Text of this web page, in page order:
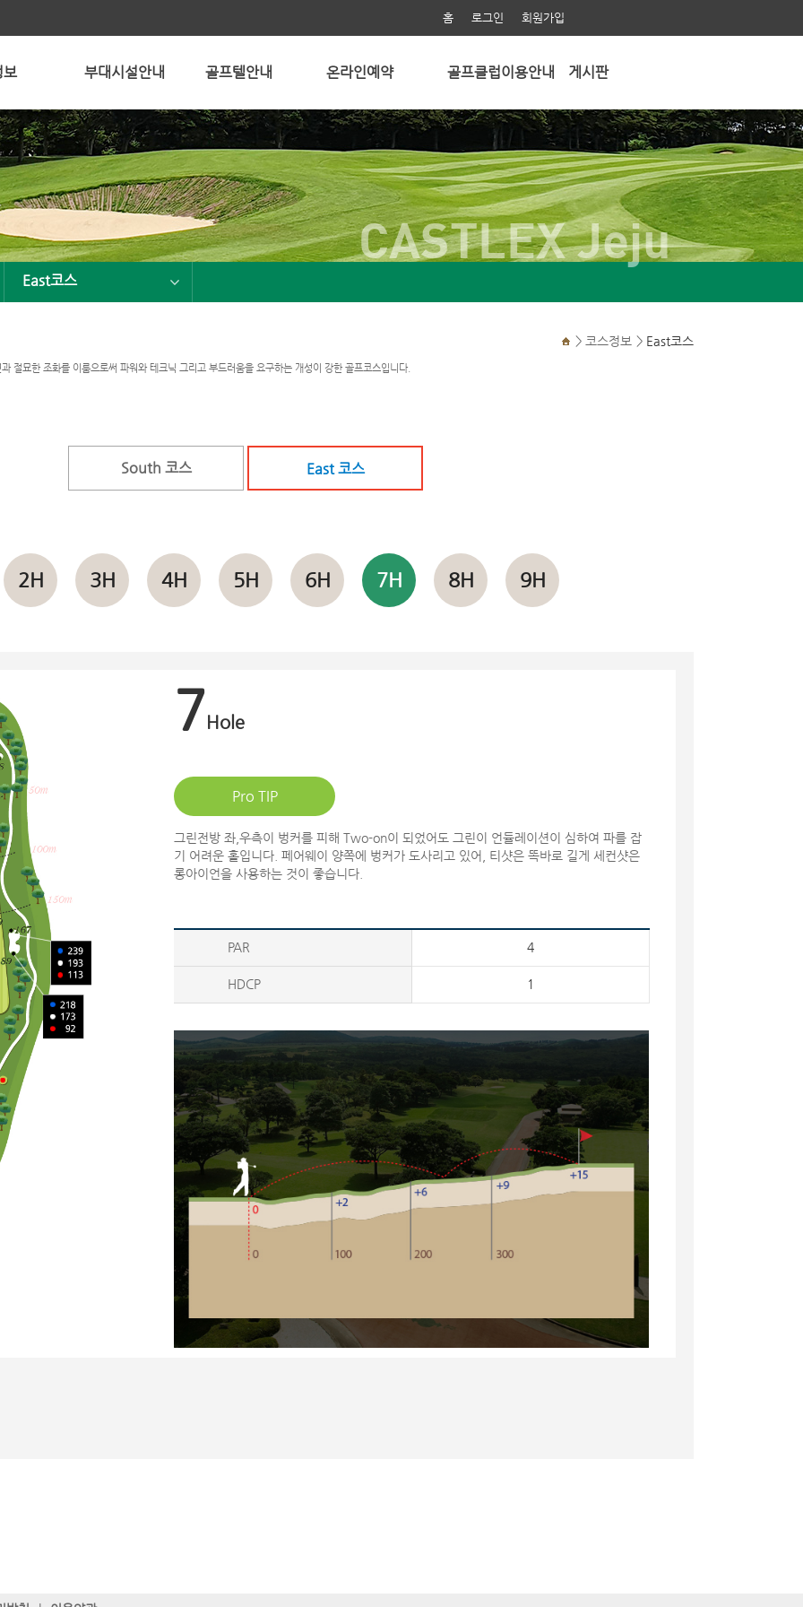
홈 로그인 회원가입
보 부대시설안내 골프텔안내 온라인예약 골프클럽이용안내 게시판
CASTLEX Jeju
East코스
절묘한 조화를 이룸으로써 파워와 테크닉 그리고 부드러움을 요구하는 개성이 강한 골프코스입니다.
> 코스정보 > East코스
South 코스 East 코스
2H 3H 4H 5H 6H 7H 8H 9H
7Hole
Pro TIP
그린전방 좌,우측이 벙커를 피해 Two-on이 되었어도 그린이 언듈레이션이 심하여 파를 잡
기 어려운 홀입니다. 페어웨이 양쪽에 벙커가 도사리고 있어, 티샷은 똑바로 길게 세컨샷은
롱아이언을 사용하는 것이 좋습니다.
PAR 4
HDCP 1